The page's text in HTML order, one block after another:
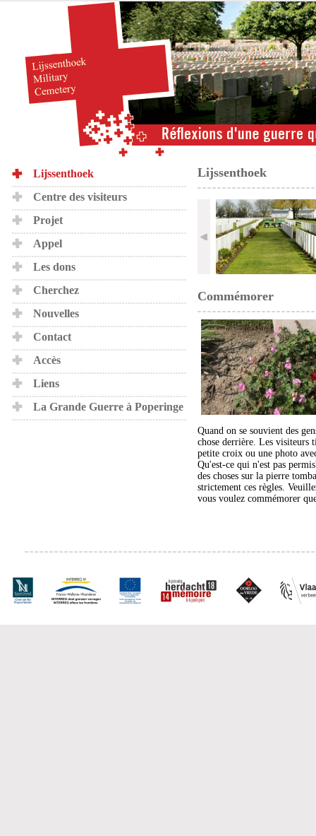
Lijssenthoek
Centre des visiteurs
Projet
Appel
Les dons
Cherchez
Nouvelles
Contact
Accès
Liens
La Grande Guerre à Poperinge
Lijssenthoek
Commémorer
Quand on se souvient des
chose derrière. Les visiteurs
petite croix ou une photo
Qu'est-ce qui n'est pas
des choses sur la pierre
strictement ces règles.
vous voulez commémorer